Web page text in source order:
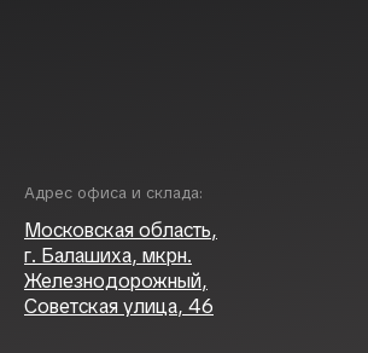
Адрес офиса и склада:
Московская область,
г. Балашиха, мкрн.
Железнодорожный,
Советская улица, 46